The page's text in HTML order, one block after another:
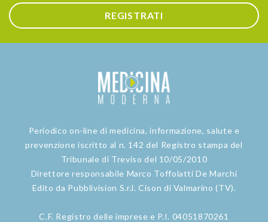
REGISTRATI
Periodico on-line di medicina, informazione, salute e
prevenzione iscritto al n. 142 del Registro stampa del
Tribunale di Treviso del 10/05/2010
Direttore responsabile Marco Toffolatti De Marchi
Edito da Pubblivision S.r.l. Cison di Valmarino (TV).
C.F. Registro delle imprese e P.I. 04051870261